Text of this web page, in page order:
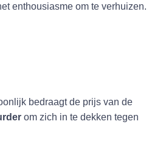
enthousiasme om te verhuizen.
bedraagt de prijs van de
om zich in te dekken tegen